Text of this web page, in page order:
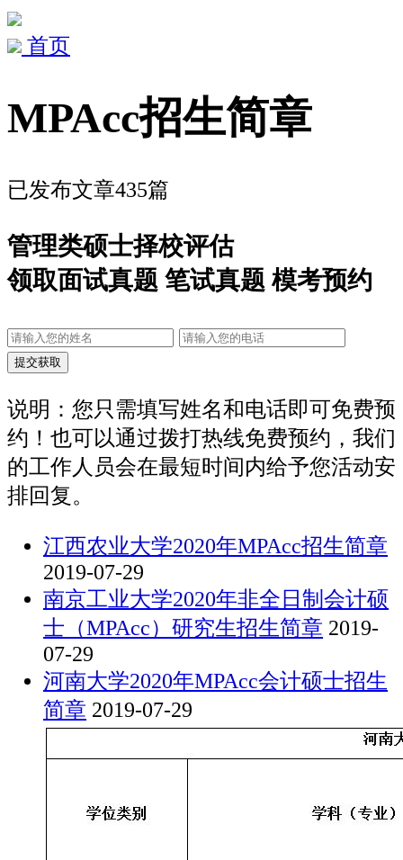
首页
MPAcc招生简章
已发布文章435篇
管理类硕士择校评估
领取面试真题 笔试真题 模考预约
说明：您只需填写姓名和电话即可免费预
约！也可以通过拨打热线免费预约，我们
的工作人员会在最短时间内给予您活动安
排回复。
江西农业大学2020年MPAcc招生简章
2019-07-29
南京工业大学2020年非全日制会计硕
士（MPAcc）研究生招生简章 2019-
07-29
河南大学2020年MPAcc会计硕士招生
简章 2019-07-29